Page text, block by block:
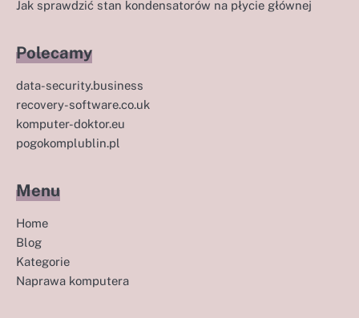
Jak sprawdzić stan kondensatorów na płycie głównej
Polecamy
data-security.business
recovery-software.co.uk
komputer-doktor.eu
pogokomplublin.pl
Menu
Home
Blog
Kategorie
Naprawa komputera